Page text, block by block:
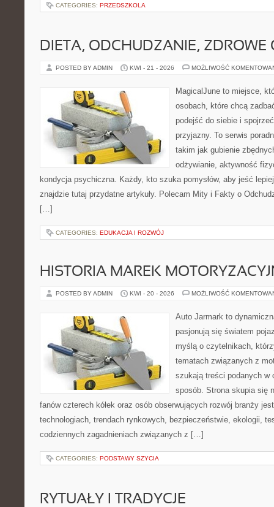
CATEGORIES: PRZEDSZKOLA
DIETA, ODCHUDZANIE, ZDROWE
POSTED BY ADMIN KWI - 21 - 2026 MOŻLIWOŚĆ
MagicalJune to miejsce,
osobach, które chcą
podejść do siebie i
przyjazny. To serwis
takim jak gubienie
odżywianie, aktywność
kondycja psychiczna. Każdy, kto szuka pomysłów, aby jeść
znajdzie tutaj przydatne artykuły. Polecam Mity i Fakty o
[…]
CATEGORIES: EDUKACJA I ROZWÓJ
HISTORIA MAREK
POSTED BY ADMIN KWI - 20 - 2026 MOŻLIWOŚĆ
Auto Jarmark to
pasjonują się światem
myślą o czytelnikach,
tematach związanych z
szukają treści podanych w
sposób. Strona skupia się
fanów czterech kółek oraz osób obserwujących rozwój branży
technologiach, trendach rynkowych, bezpieczeństwie, ekologii,
codziennych zagadnieniach związanych z […]
CATEGORIES: PODSTAWY SZYCIA
RYTUAŁY I TRADYCJE